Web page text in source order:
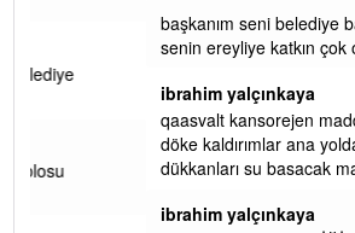
başkanım seni belediye başkanlığında
senin ereyliye katkın çok oldu daha da
ibrahim yalçınkaya
qaasvalt kansorejen madde mahalle
döke kaldırımlar ana yoldan aşağıda